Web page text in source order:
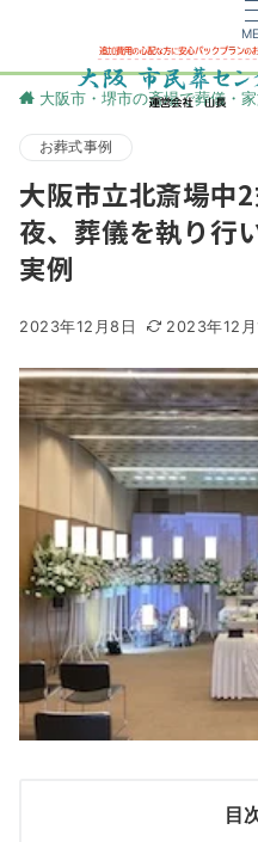
大阪市・堺市の斎場で葬儀・
お葬式事例
大阪市立北斎場中
夜、葬儀を執り行
実例
2023年12月8日 2023年12月
目